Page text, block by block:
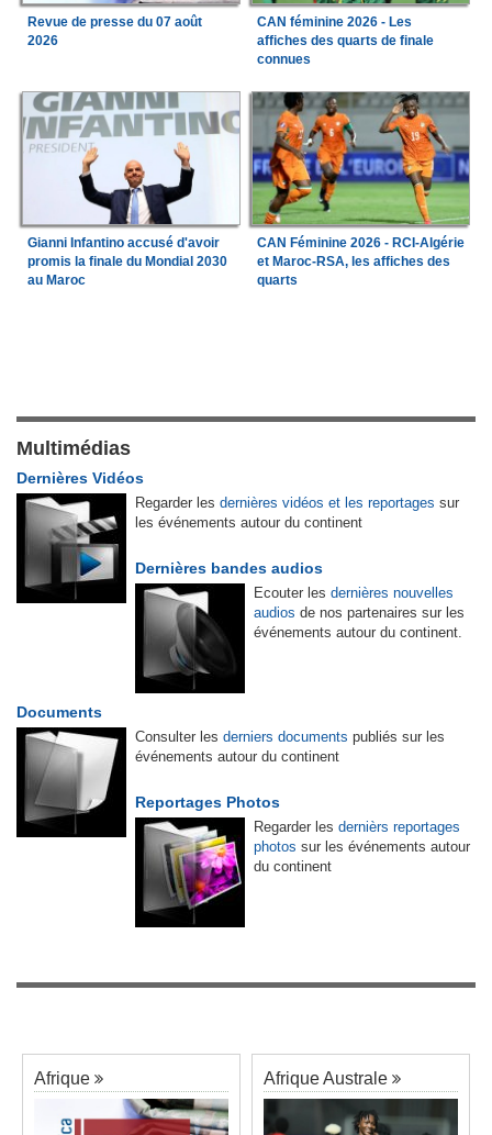
Revue de presse du 07 août
2026
CAN féminine 2026 - Les
affiches des quarts de finale
connues
Gianni Infantino accusé d'avoir
promis la finale du Mondial 2030
au Maroc
CAN Féminine 2026 - RCI-Algérie
et Maroc-RSA, les affiches des
quarts
Multimédias
Dernières Vidéos
Regarder les dernières vidéos et les reportages sur
les événements autour du continent
Dernières bandes audios
Ecouter les dernières nouvelles
audios de nos partenaires sur les
événements autour du continent.
Documents
Consulter les derniers documents publiés sur les
événements autour du continent
Reportages Photos
Regarder les dernièrs reportages
photos sur les événements autour
du continent
Afrique Afrique Australe